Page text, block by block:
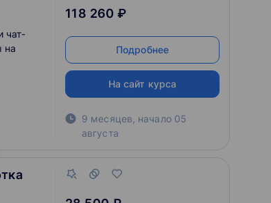
чат-
на
118 260 ₽
Подробнее
На сайт курса
9 месяцев начало 05
августа